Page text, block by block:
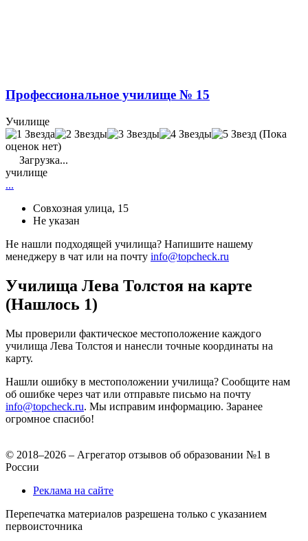
Профессиональное училище № 15
Училище
(Пока
оценок нет)
Загрузка...
училище
...
Совхозная улица, 15
Не указан
Не нашли подходящей училища? Напишите нашему
менеджеру в чат или на почту info@topcheck.ru
Училища Лева Толстоя на карте
(Нашлось 1)
Мы проверили фактическое местоположение каждого
училища Лева Толстоя и нанесли точные координаты на
карту.
Нашли ошибку в местоположении училища? Сообщите нам
об ошибке через чат или отправьте письмо на почту
info@topcheck.ru. Мы исправим информацию. Заранее
огромное спасибо!
© 2018–2026 – Агрегатор отзывов об образовании №1 в
России
Реклама на сайте
Перепечатка материалов разрешена только с указанием
первоисточника